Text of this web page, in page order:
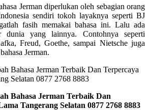
Jerman diperlukan oleh sebagian orang
sendiri tokoh layaknya seperti BJ
fasih memakai bahasa ini. Lalu ada
dunia yang lainnya. Contohnya seperti
Freud, Goethe, sampai Nietsche juga
Jerman.
Bahasa Jerman Terbaik Dan
Tangerang Selatan 0877 2768 8883